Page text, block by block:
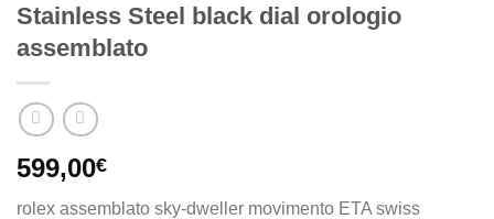
Stainless Steel black dial orologio
assemblato
599,00€
rolex assemblato sky-dweller movimento ETA swiss